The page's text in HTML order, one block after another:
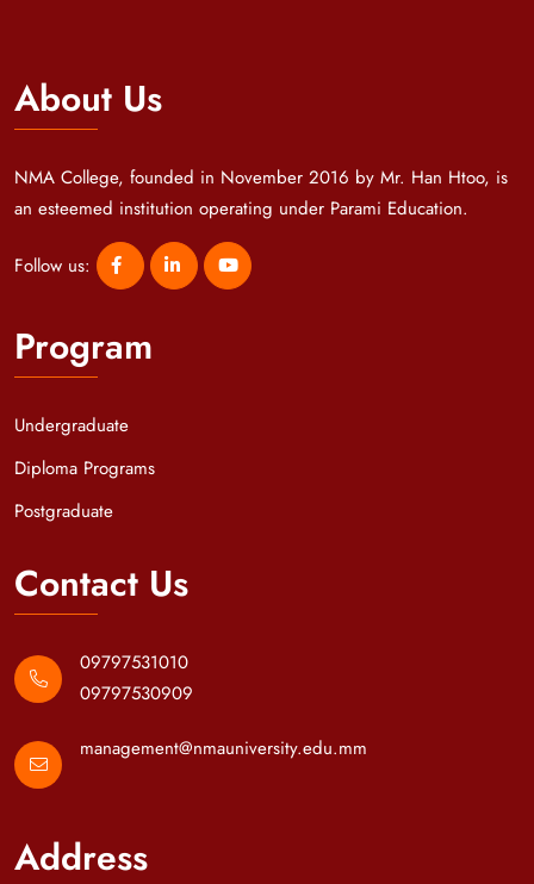
About Us
NMA College, founded in November 2016 by Mr. Han Htoo, is
an esteemed institution operating under Parami Education.
Follow us:
Program
Undergraduate
Diploma Programs
Postgraduate
Contact Us
09797531010
09797530909
management@nmauniversity.edu.mm
Address